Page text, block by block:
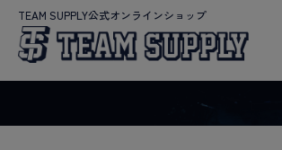
TEAM SUPPLY公式オンラインショップ